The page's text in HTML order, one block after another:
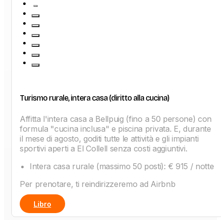
Turismo rurale, intera casa (diritto alla cucina)
Affitta l'intera casa a Bellpuig (fino a 50 persone) con
formula "cucina inclusa" e piscina privata. E, durante
il mese di agosto, goditi tutte le attività e gli impianti
sportivi aperti a El Collell senza costi aggiuntivi.
Intera casa rurale (massimo 50 posti): € 915 / notte
Per prenotare, ti reindirizzeremo ad Airbnb
Libro